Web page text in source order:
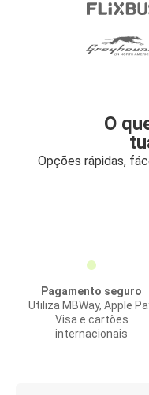
O
Opções rápidas,
Pagamento seguro
Utiliza MBWay, Apple
Visa e cartões
internacionais